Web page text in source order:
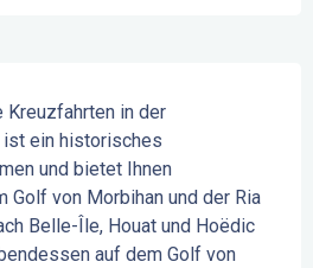
Kreuzfahrten in der
ist ein historisches
und bietet Ihnen
Golf von Morbihan und der Ria
Belle-Île, Houat und Hoëdic
auf dem Golf von